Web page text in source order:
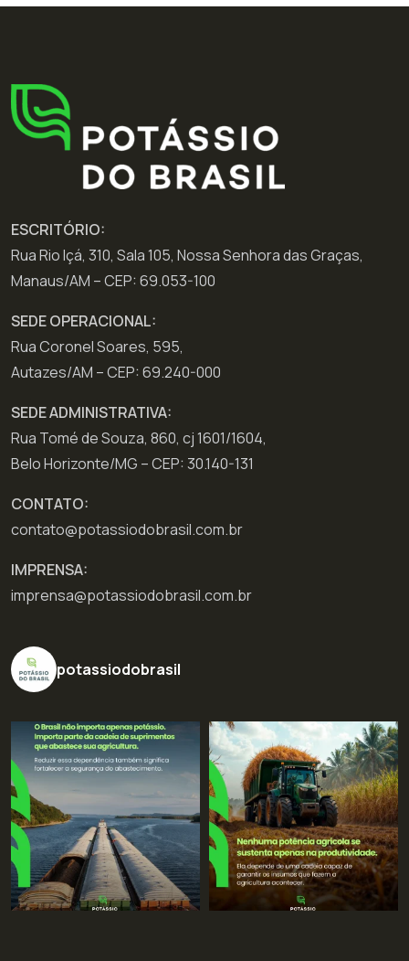
ESCRITÓRIO:
Rua Rio Içá, 310, Sala 105, Nossa Senhora das Graças,
Manaus/AM – CEP: 69.053-100
SEDE OPERACIONAL:
Rua Coronel Soares, 595,
Autazes/AM – CEP: 69.240-000
SEDE ADMINISTRATIVA:
Rua Tomé de Souza, 860, cj 1601/1604,
Belo Horizonte/MG – CEP: 30.140-131
CONTATO:
contato@potassiodobrasil.com.br
IMPRENSA:
imprensa@potassiodobrasil.com.br
potassiodobrasil